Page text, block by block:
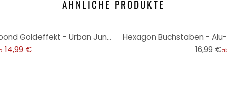
ÄHNLICHE PRODUKTE
Hexagon Buchstaben - Alu-Dibond Goldeffekt - Urban Jungle
14,99 €
Hexagon Buchstaben -
16,99 €